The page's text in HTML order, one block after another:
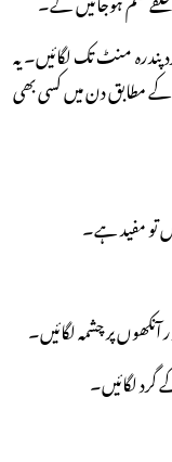
منٹ تک لگائیں۔ یہ
مطابق دن میں کسی بھی
تو مفید ہے۔
پر چشمہ لگائیں۔
گرد لگائیں۔